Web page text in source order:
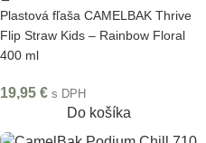
Plastová fľaša CAMELBAK Thrive
Flip Straw Kids – Rainbow Floral
400 ml
19,95 € s DPH
Do košíka